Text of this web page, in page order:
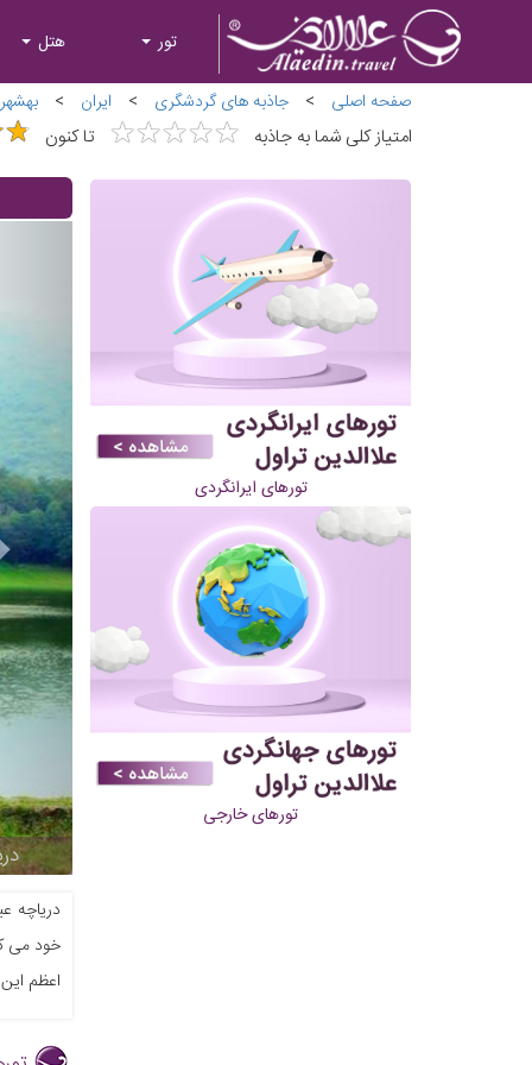
تور هتل
صفحه اصلی > جاذبه های گردشگری > ایران > بهشهر
امتیاز کلی شما به جاذبه ★★★★★
★★★★★ تا کنون ★
★
تورهای ایرانگردی
تورهای خارجی
دریاچه
خود می
اعظم